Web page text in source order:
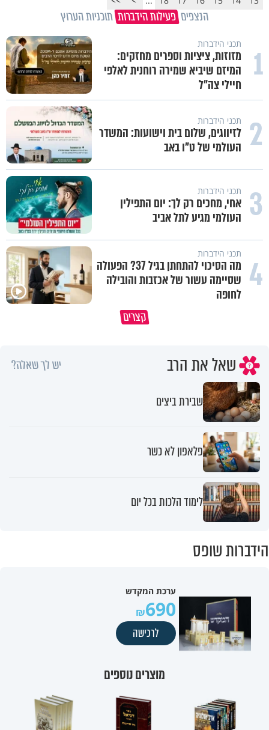
הנצפים פעילות הידברות תוכניות הערוץ
1 תכני הידברות
מזוזות, ציציות וספרים מחזקים:
המיזם שיביא שמירה רוחנית לאלפי
חיילי צה"ל
2 תכני הידברות
לזיווגים, שלום בית וישועות: המשדר
העולמי של ט"ו באב
3 תכני הידברות
אחי, מחכים רק לך: יום התפילין
העולמי מגיע לתל אביב
4 תכני הידברות
מה הסיכוי להתחתן בגיל 37? הפעולה
שסיימה עשור של אכזבות והובילה
לחופה
קצרים
שאל את הרב יש לך שאלה?
שבירת ביצים
פלאפון לא כשר
לימוד הלכות בכל יום
הידברות שופס
ערכת המקדש
690
לרכישה
מוצרים נוספים